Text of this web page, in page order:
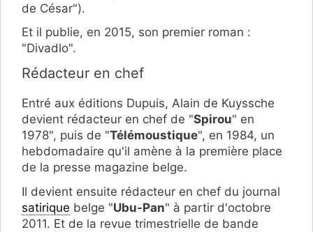
de César").
Et il publie, en 2015, son premier roman :
"Divadlo".
Rédacteur en chef
Entré aux éditions Dupuis, Alain de Kuyssche
devient rédacteur en chef de "Spirou" en
1978", puis de "Télémoustique", en 1984, un
hebdomadaire qu'il amène à la première place
de la presse magazine belge.
Il devient ensuite rédacteur en chef du journal
satirique belge "Ubu-Pan" à partir d'octobre
2011. Et de la revue trimestrielle de bande